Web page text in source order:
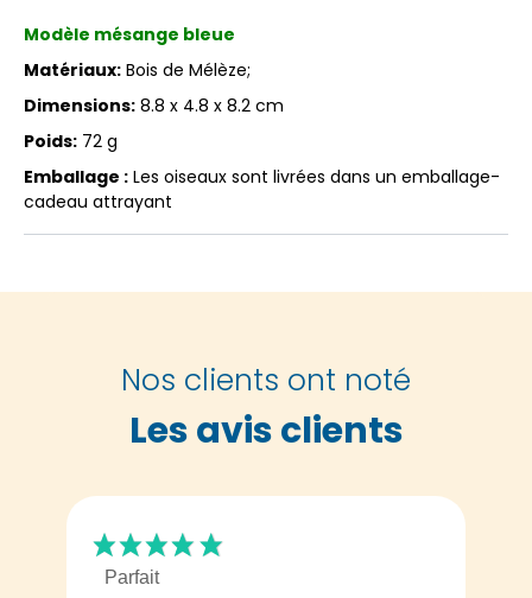
Modèle mésange bleue
Matériaux: Bois de Mélèze;
Dimensions: 8.8 x 4.8 x 8.2 cm
Poids: 72 g
Emballage : Les oiseaux sont livrées dans un emballage-
cadeau attrayant
Nos clients ont noté
Les avis clients
Parfait